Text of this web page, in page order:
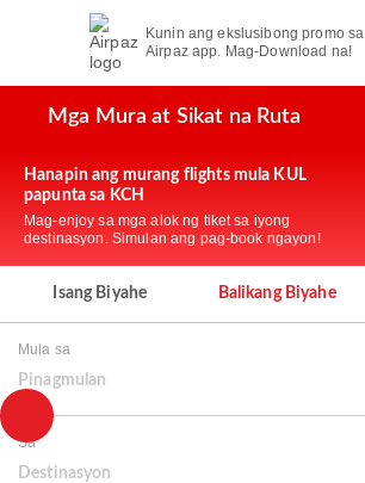
Kunin ang ekslusibong promo sa
Airpaz app. Mag-Download na!
Mga Mura at Sikat na Ruta
Hanapin ang murang flights mula KUL
papunta sa KCH
Mag-enjoy sa mga alok ng tiket sa iyong
destinasyon. Simulan ang pag-book ngayon!
Isang Biyahe Balikang Biyahe
Mula sa
Pinagmulan
Sa
Destinasyon